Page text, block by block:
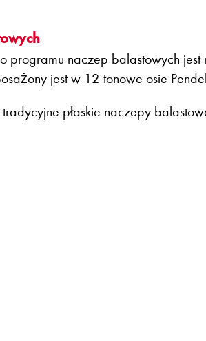
programu naczep balastowych jest
jest w 12-tonowe osie
płaskie naczepy